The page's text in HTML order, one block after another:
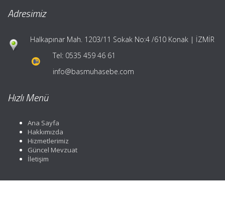
Adresimiz
Halkapınar Mah. 1203/11 Sokak No:4 /610 Konak | İZMİR
Tel: 0535 459 46 61
info@basmuhasebe.com
Hızlı Menü
Ana Sayfa
Hakkımızda
Hizmetlerimiz
Güncel Mevzuat
İletişim